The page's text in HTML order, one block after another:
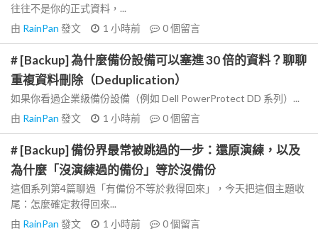
往往不是你的正式資料，...
由 RainPan 發文 1 小時前 0個留言
# [Backup] 為什麼備份設備可以塞進 30 倍的資料？聊聊
重複資料刪除（Deduplication）
如果你看過企業級備份設備（例如 Dell PowerProtect DD 系列）...
由 RainPan 發文 1 小時前 0個留言
# [Backup] 備份界最常被跳過的一步：還原演練，以及
為什麼「沒演練過的備份」等於沒備份
這個系列第4篇聊過「有備份不等於救得回來」，今天把這個主題收
尾：怎麼確定救得回來...
由 RainPan 發文 1 小時前 0個留言